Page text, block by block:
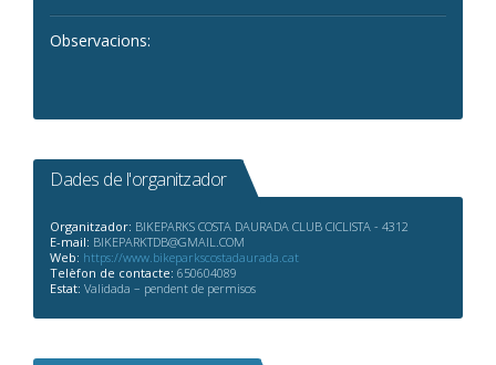
Observacions:
Dades de l'organitzador
Organitzador: BIKEPARKS COSTA DAURADA CLUB CICLISTA - 4312
E-mail: BIKEPARKTDB@GMAIL.COM
Web: https://www.bikeparkscostadaurada.cat
Telèfon de contacte: 650604089
Estat: Validada – pendent de permisos